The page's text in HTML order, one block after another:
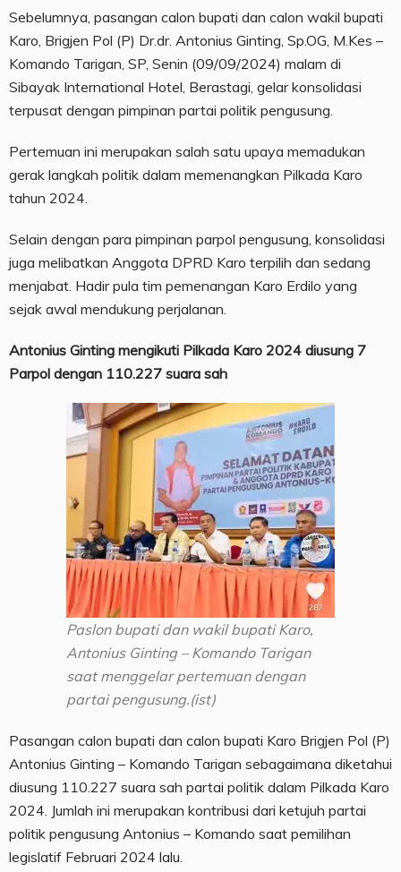
Sebelumnya, pasangan calon bupati dan calon wakil bupati
Karo, Brigjen Pol (P) Dr.dr. Antonius Ginting, Sp.OG, M.Kes –
Komando Tarigan, SP, Senin (09/09/2024) malam di
Sibayak International Hotel, Berastagi, gelar konsolidasi
terpusat dengan pimpinan partai politik pengusung.
Pertemuan ini merupakan salah satu upaya memadukan
gerak langkah politik dalam memenangkan Pilkada Karo
tahun 2024.
Selain dengan para pimpinan parpol pengusung, konsolidasi
juga melibatkan Anggota DPRD Karo terpilih dan sedang
menjabat. Hadir pula tim pemenangan Karo Erdilo yang
sejak awal mendukung perjalanan.
Antonius Ginting mengikuti Pilkada Karo 2024 diusung 7
Parpol dengan 110.227 suara sah
Paslon bupati dan wakil bupati Karo,
Antonius Ginting – Komando Tarigan
saat menggelar pertemuan dengan
partai pengusung.(ist)
Pasangan calon bupati dan calon bupati Karo Brigjen Pol (P)
Antonius Ginting – Komando Tarigan sebagaimana diketahui
diusung 110.227 suara sah partai politik dalam Pilkada Karo
2024. Jumlah ini merupakan kontribusi dari ketujuh partai
politik pengusung Antonius – Komando saat pemilihan
legislatif Februari 2024 lalu.